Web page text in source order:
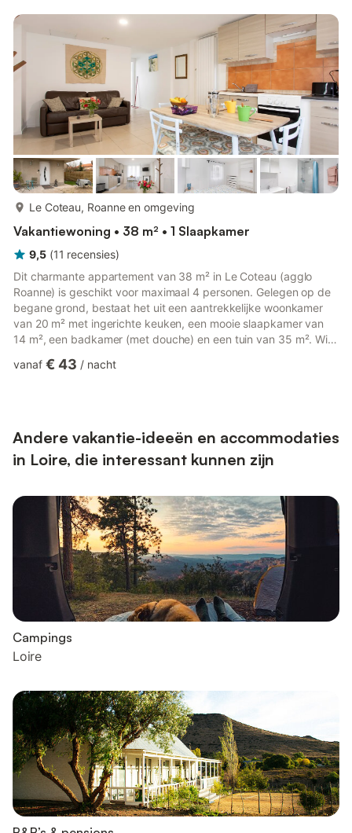
uitgeruste keuken met waterkoker, magnetron, broodrooster,
kookplaat, etc. - Een slaapkamer met 1 tweepersoonsbed
(140x190) - Badkamer met douche e...
Le Coteau, Roanne en omgeving
Vakantiewoning • 38 m² • 1 Slaapkamer
9,5 (11 recensies)
Dit charmante appartement van 38 m² in Le Coteau (agglo
Roanne) is geschikt voor maximaal 4 personen. Gelegen op de
begane grond, bestaat het uit een aantrekkelijke woonkamer
van 20 m² met ingerichte keuken, een mooie slaapkamer van
14 m², een badkamer (met douche) en een tuin van 35 m². Wifi
wachten op u! De accommodatie bestaat uit - Een woonkamer
tweepersoonsbed ...
vanaf € 43 / nacht
Andere vakantie-ideeën en accommodaties
in Loire, die interessant kunnen zijn
Campings
Loire